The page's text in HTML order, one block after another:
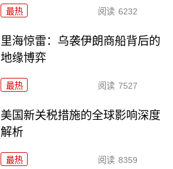
最热 阅读 6232
里海惊雷：乌袭伊朗商船背后的
地缘博弈
最热 阅读 7527
美国新关税措施的全球影响深度
解析
最热 阅读 8359